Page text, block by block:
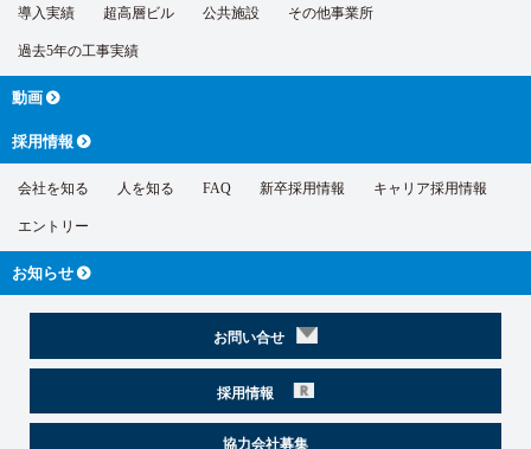
導入実績 超高層ビル 公共施設 その他事業所
過去5年の工事実績
動画
採用情報
会社を知る 人を知る FAQ 新卒採用情報 キャリア採用情報
エントリー
お知らせ
お問い合せ
採用情報
協力会社募集